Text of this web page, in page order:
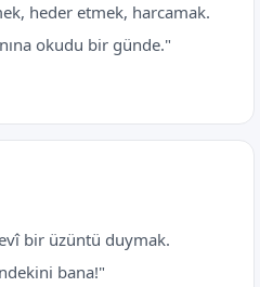
heder etmek, harcamak.
okudu bir günde."
bir üzüntü duymak.
bana!"